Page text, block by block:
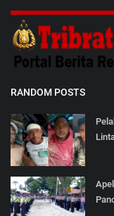
RANDOM POSTS